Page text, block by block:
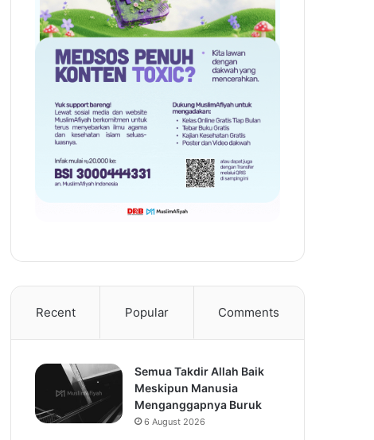
Recent Popular Comments
Semua Takdir Allah Baik
Meskipun Manusia
Menganggapnya Buruk
6 August 2026